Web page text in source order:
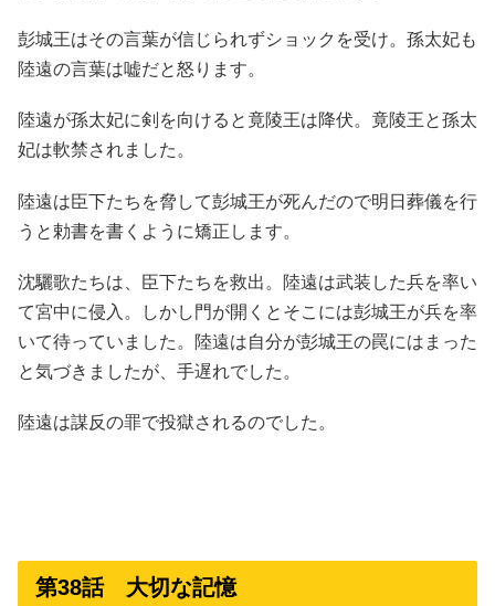
彭城王はその言葉が信じられずショックを受け。孫太妃も
陸遠の言葉は嘘だと怒ります。
陸遠が孫太妃に剣を向けると竟陵王は降伏。竟陵王と孫太
妃は軟禁されました。
陸遠は臣下たちを脅して彭城王が死んだので明日葬儀を行
うと勅書を書くように矯正します。
沈驪歌たちは、臣下たちを救出。陸遠は武装した兵を率い
て宮中に侵入。しかし門が開くとそこには彭城王が兵を率
いて待っていました。陸遠は自分が彭城王の罠にはまった
と気づきましたが、手遅れでした。
陸遠は謀反の罪で投獄されるのでした。
第38話 大切な記憶